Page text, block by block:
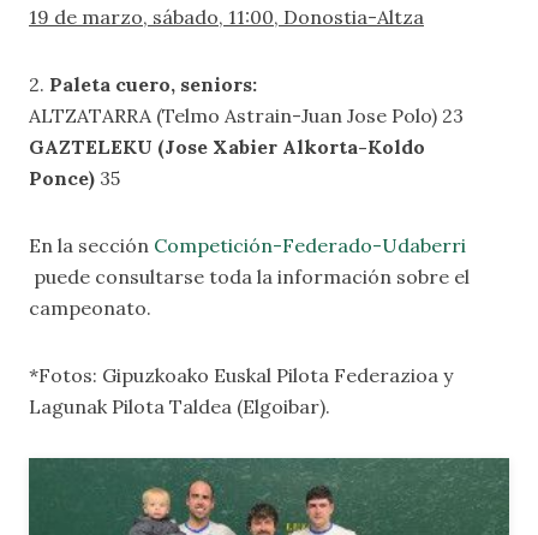
19 de marzo, sábado, 11:00, Donostia-Altza
2. Paleta cuero, seniors:
ALTZATARRA (Telmo Astrain-Juan Jose Polo) 23
GAZTELEKU (Jose Xabier Alkorta-Koldo
Ponce) 35
En la sección Competición-Federado-Udaberri
puede consultarse toda la información sobre el
campeonato.
*Fotos: Gipuzkoako Euskal Pilota Federazioa y
Lagunak Pilota Taldea (Elgoibar).